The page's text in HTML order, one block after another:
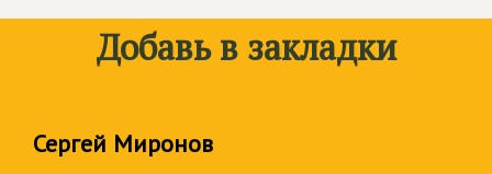
Добавь в закладки
Сергей Миронов